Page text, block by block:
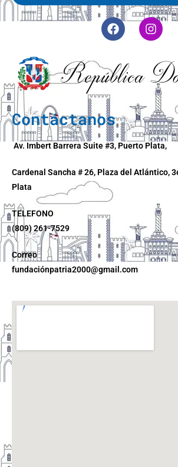
Contáctanos
Av. Imbert Barrera Suite #3, Puerto Plata,
Cardenal Sancha # 26, Plaza del Atlántico,
Plata
TELEFONO
(809) 261-7529
Correo
fundaciónpatria2000@gmail.com